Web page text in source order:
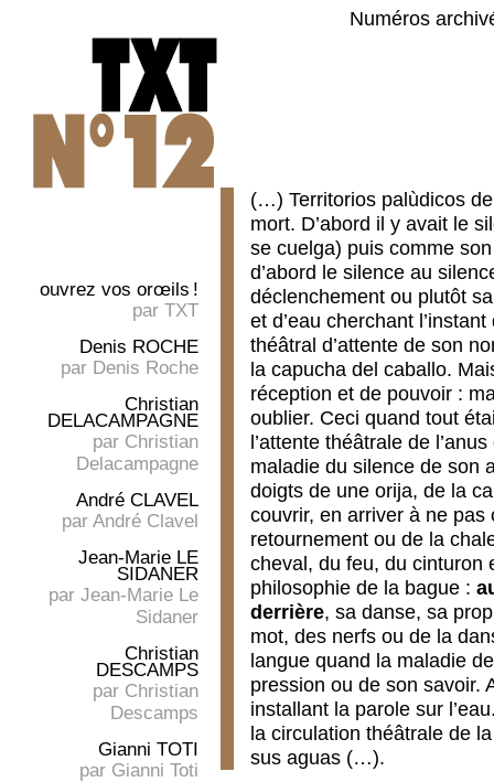
(…) Territorios palùdicos
mort. D’abord il y avait le
se cuelga) puis comme
d’abord le silence au
déclenchement ou plutôt
et d’eau cherchant
théâtral d’attente de son
la capucha del caballo.
réception et de pouvoir :
oublier. Ceci quand tout
l’attente théâtrale de
maladie du silence de son
doigts de une orija, de la
couvrir, en arriver à ne
retournement ou de la
cheval, du feu, du cinturon
philosophie de la bague :
derrière, sa danse, sa
mot, des nerfs ou de la
langue quand la maladie
pression ou de son savoir.
installant la parole sur
la circulation théâtrale de
sus aguas (…).
ouvrez vos orœils !
par TXT
Denis ROCHE
par Denis Roche
Christian
DELACAMPAGNE
par Christian
Delacampagne
André CLAVEL
par André Clavel
Jean-Marie LE
SIDANER
par Jean-Marie Le
Sidaner
Christian
DESCAMPS
par Christian
Descamps
Gianni TOTI
par Gianni Toti
Numéros